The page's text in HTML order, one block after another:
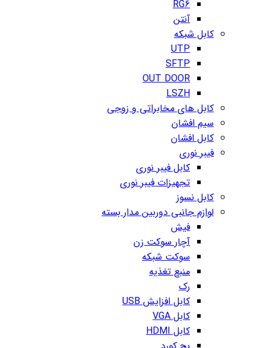
RG6
آنتن
کابل شبکه
UTP
SFTP
OUT DOOR
LSZH
کابل های مخابراتی و زوجی
سیم افشان
کابل افشان
فیبر نوری
کابل فیبر نوری
تجهیزات فیبر نوری
کابل نسوز
لوازم جانبی دوربین مدار بسته
فیش
آچار سوکت زن
سوکت شبکه
منبع تغذیه
رک
کابل افزایش USB
کابل VGA
کابل HDMI